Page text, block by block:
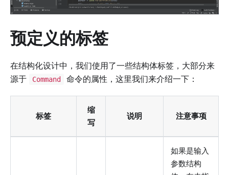
预定义的标签
在结构化设计中，我们使用了一些结构体标签，大部分来
源于
Command 命令的属性，这里我们来介绍一下：
标签
缩
写
说明 注意事项
如果是输入
参数结构